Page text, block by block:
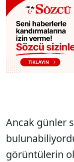
Ancak günler
görüntülerin